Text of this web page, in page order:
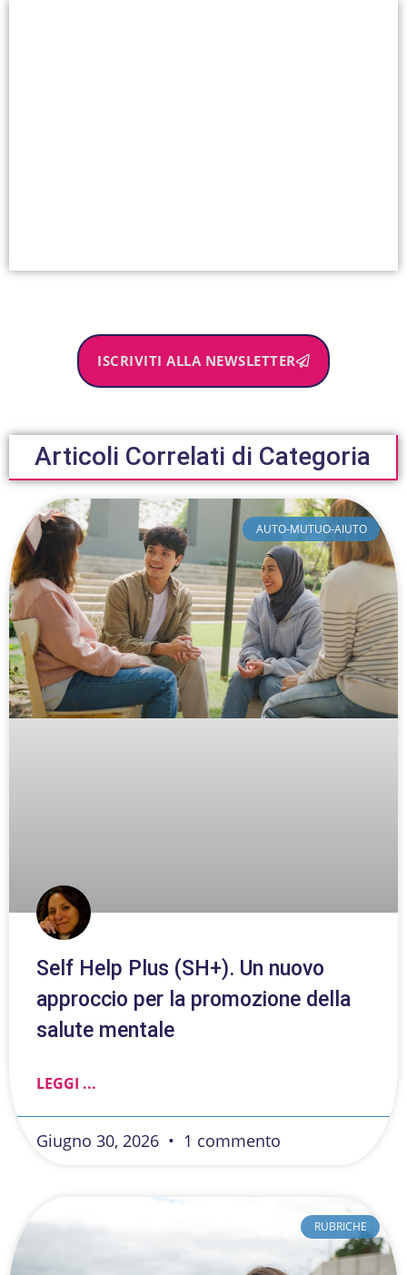
ISCRIVITI ALLA NEWSLETTER
Articoli Correlati di Categoria
AUTO-MUTUO-AIUTO
Self Help Plus (SH+). Un nuovo
approccio per la promozione della
salute mentale
LEGGI ...
Giugno 30, 2026 1 commento
RUBRICHE